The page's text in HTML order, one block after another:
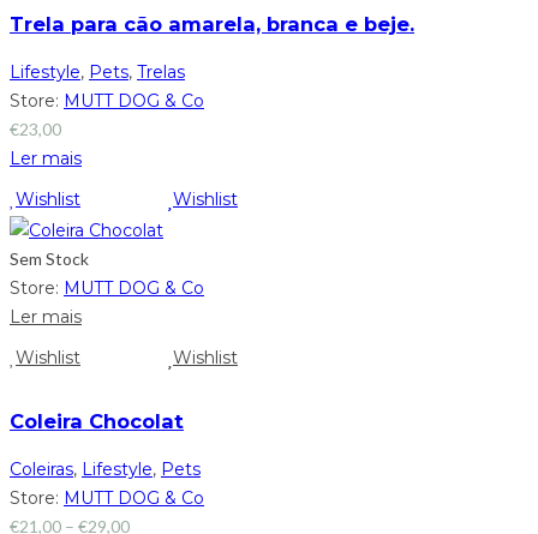
Trela para cão amarela, branca e beje.
Lifestyle, Pets, Trelas
Store: MUTT DOG & Co
€23,00
Ler mais
Wishlist
Wishlist
Sem Stock
Store: MUTT DOG & Co
Ler mais
Wishlist
Wishlist
Coleira Chocolat
Coleiras, Lifestyle, Pets
Store: MUTT DOG & Co
€21,00 – €29,00